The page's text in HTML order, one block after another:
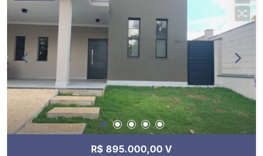
R$ 895.000,00 V